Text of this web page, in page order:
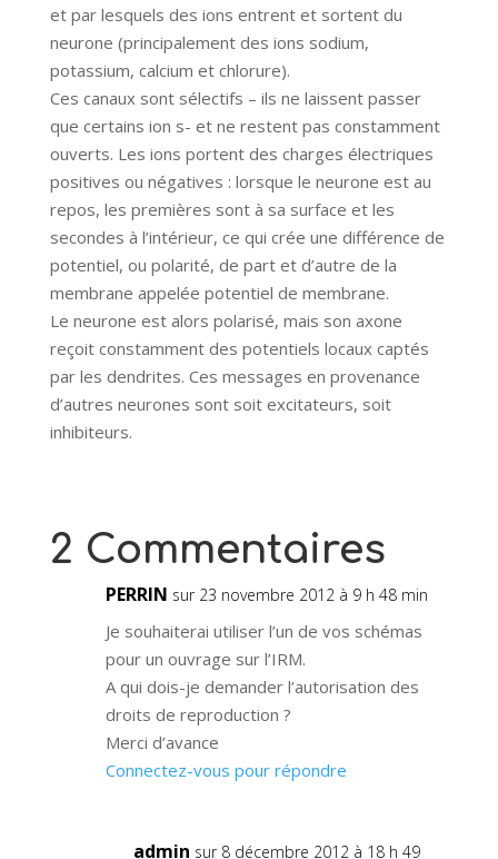
et par lesquels des ions entrent et sortent du
neurone (principalement des ions sodium,
potassium, calcium et chlorure).
Ces canaux sont sélectifs – ils ne laissent passer
que certains ion s- et ne restent pas constamment
ouverts. Les ions portent des charges électriques
positives ou négatives : lorsque le neurone est au
repos, les premières sont à sa surface et les
secondes à l’intérieur, ce qui crée une différence de
potentiel, ou polarité, de part et d’autre de la
membrane appelée potentiel de membrane.
Le neurone est alors polarisé, mais son axone
reçoit constamment des potentiels locaux captés
par les dendrites. Ces messages en provenance
d’autres neurones sont soit excitateurs, soit
inhibiteurs.
2 Commentaires
PERRIN sur 23 novembre 2012 à 9 h 48 min
Je souhaiterai utiliser l’un de vos schémas
pour un ouvrage sur l’IRM.
A qui dois-je demander l’autorisation des
droits de reproduction ?
Merci d’avance
Connectez-vous pour répondre
admin sur 8 décembre 2012 à 18 h 49